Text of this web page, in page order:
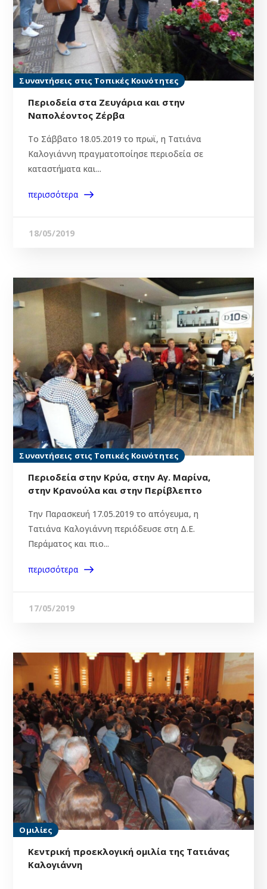
Συναντήσεις στις Τοπικές Κοινότητες
Περιοδεία στα Ζευγάρια και στην
Ναπολέοντος Ζέρβα
Τo Σάββατο 18.05.2019 το πρωϊ, η Τατιάνα
Καλογιάννη πραγματοποίησε περιοδεία σε
καταστήματα και...
περισσότερα
18/05/2019
Συναντήσεις στις Τοπικές Κοινότητες
Περιοδεία στην Κρύα, στην Αγ. Μαρίνα,
στην Κρανούλα και στην Περίβλεπτο
Την Παρασκευή 17.05.2019 το απόγευμα, η
Τατιάνα Καλογιάννη περιόδευσε στη Δ.Ε.
Περάματος και πιο...
περισσότερα
17/05/2019
Ομιλίες
Κεντρική προεκλογική ομιλία της Τατιάνας
Καλογιάννη